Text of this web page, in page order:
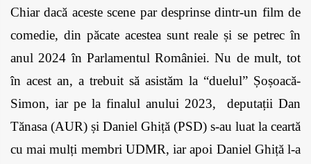
Chiar dacă aceste scene par desprinse dintr-un film de
comedie, din păcate acestea sunt reale și se petrec în
anul 2024 în Parlamentul României. Nu de mult, tot
în acest an, a trebuit să asistăm la “duelul” Șoșoacă-
Simon, iar pe la finalul anului 2023,  deputații Dan
Tănasa (AUR) și Daniel Ghiță (PSD) s-au luat la ceartă
cu mai mulți membri UDMR, iar apoi Daniel Ghiță l-a